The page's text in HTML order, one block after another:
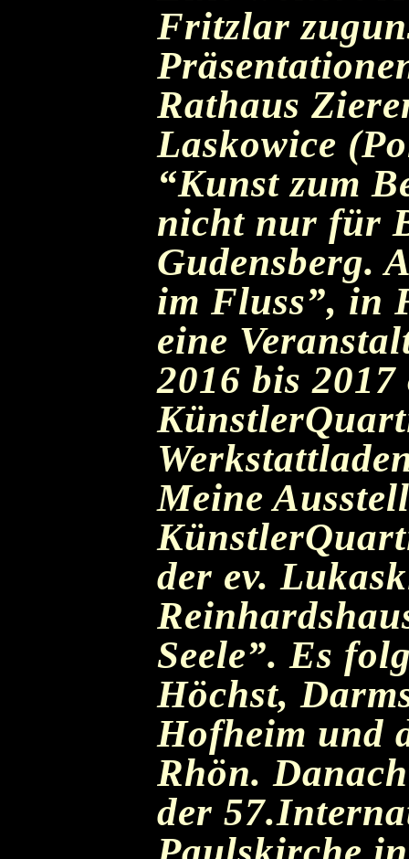
Fritzlar
Rathaus
Laskowice
“Kunst zum
nicht nur für
Gudensberg.
im Fluss”, in
eine
2016 bis
Meine
der ev.
Seele”. Es
Höchst,
Hofheim und
Rhön.
der